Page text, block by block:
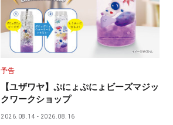
予告
【ユザワヤ】ぷにょぷにょビーズマジッ
クワークショップ
2026.08.14 2026.08.16